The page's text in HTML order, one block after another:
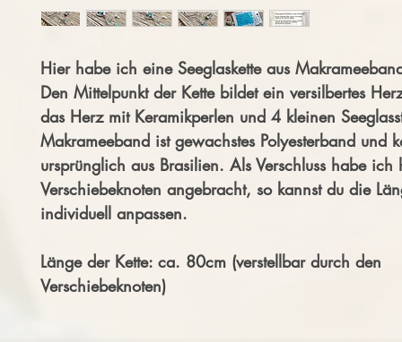
Hier habe ich eine Seeglaskette aus
Den Mittelpunkt der Kette bildet ein versilbertes
das Herz mit Keramikperlen und 4 kleinen
Makrameeband ist gewachstes Polyesterband und
ursprünglich aus Brasilien. Als Verschluss habe ich
Verschiebeknoten angebracht, so kannst du die
individuell anpassen.
Länge der Kette: ca. 80cm (verstellbar durch den
Verschiebeknoten)